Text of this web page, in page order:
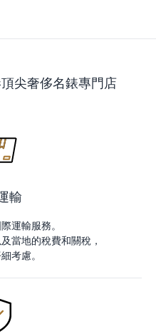
尖奢侈名錶專門店
輸
運輸服務。
當地的稅費和關稅，
考慮。